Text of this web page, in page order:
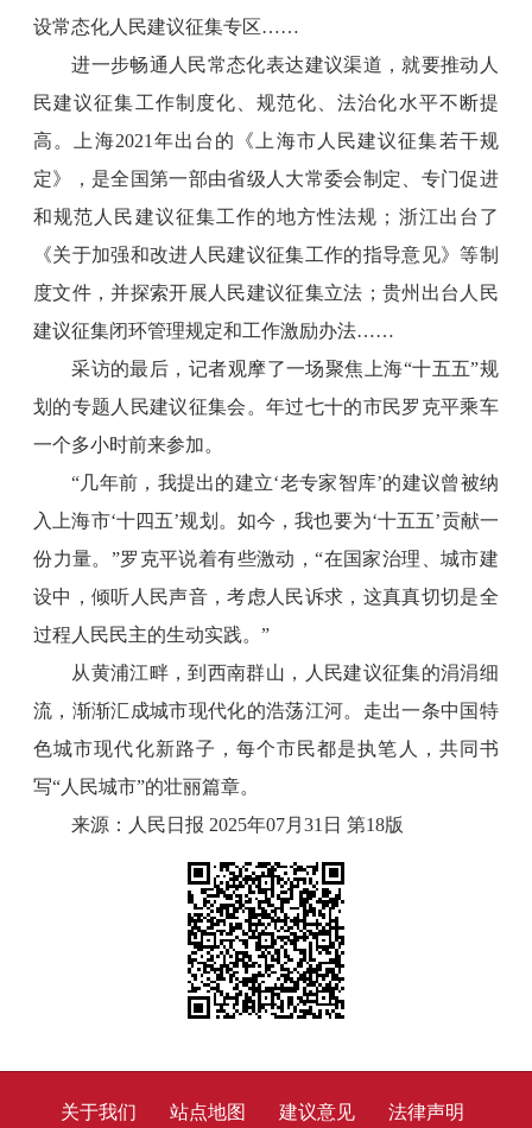
设常态化人民建议征集专区……
进一步畅通人民常态化表达建议渠道，就要推动人
民建议征集工作制度化、规范化、法治化水平不断提
高。上海2021年出台的《上海市人民建议征集若干规
定》，是全国第一部由省级人大常委会制定、专门促进
和规范人民建议征集工作的地方性法规；浙江出台了
《关于加强和改进人民建议征集工作的指导意见》等制
度文件，并探索开展人民建议征集立法；贵州出台人民
建议征集闭环管理规定和工作激励办法……
采访的最后，记者观摩了一场聚焦上海“十五五”规
划的专题人民建议征集会。年过七十的市民罗克平乘车
一个多小时前来参加。
“几年前，我提出的建立‘老专家智库’的建议曾被纳
入上海市‘十四五’规划。如今，我也要为‘十五五’贡献一
份力量。”罗克平说着有些激动，“在国家治理、城市建
设中，倾听人民声音，考虑人民诉求，这真真切切是全
过程人民民主的生动实践。”
从黄浦江畔，到西南群山，人民建议征集的涓涓细
流，渐渐汇成城市现代化的浩荡江河。走出一条中国特
色城市现代化新路子，每个市民都是执笔人，共同书
写“人民城市”的壮丽篇章。
来源：人民日报 2025年07月31日 第18版
关于我们 站点地图 建议意见 法律声明